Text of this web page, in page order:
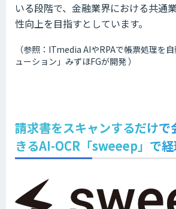
いる段階で、金融業界における共通
性向上を目指すとしています。
（参照：ITmedia AIやRPAで帳票処理を
ューション」みずほFGが開発 ）
請求書をスキャンするだけで
きるAI-OCR「sweeep」で